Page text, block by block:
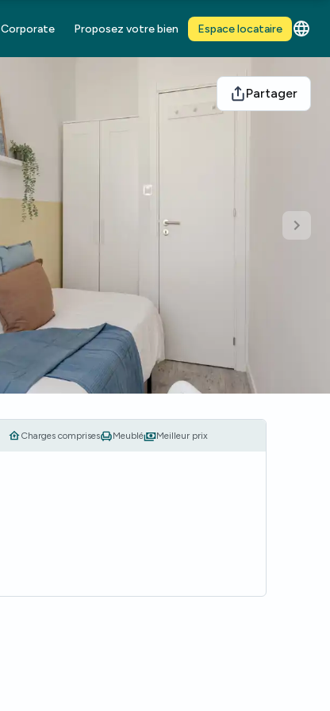
Corporate Proposez votre bien Espace locataire
Partager
Charges comprises Meublé Meilleur prix